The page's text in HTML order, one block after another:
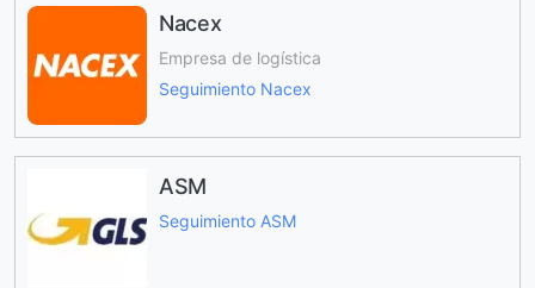
Nacex
Empresa de logística
Seguimiento Nacex
ASM
Seguimiento ASM